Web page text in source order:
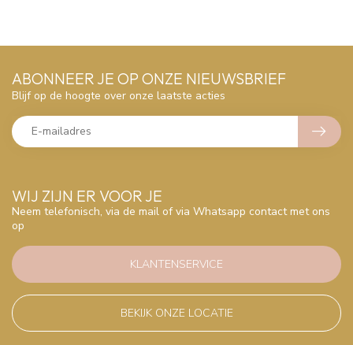
WIJ ZIJN ER VOOR JE
Neem telefonisch, via de mail of via Whatsapp contact met ons
op
KLANTENSERVICE
BEKIJK ONZE LOCATIE
ABONNEER JE OP ONZE NIEUWSBRIEF
Blijf op de hoogte over onze laatste acties